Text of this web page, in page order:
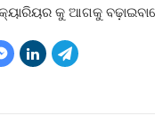
କୁ ଆଗକୁ